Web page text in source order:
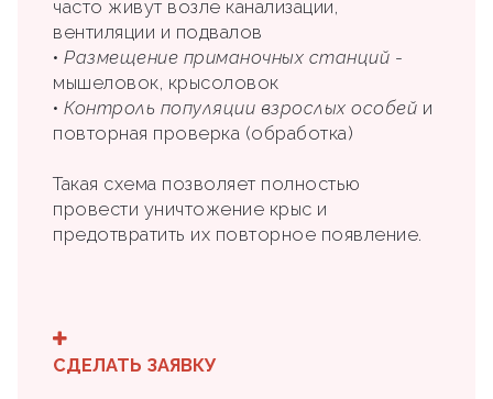
часто живут возле канализации,
вентиляции и подвалов
• Размещение приманочных станций -
мышеловок, крысоловок
• Контроль популяции взрослых особей и
повторная проверка (обработка)
Такая схема позволяет полностью
провести уничтожение крыс и
предотвратить их повторное появление.
СДЕЛАТЬ ЗАЯВКУ